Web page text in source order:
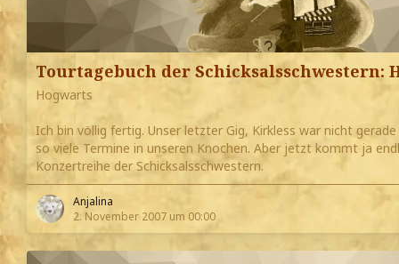
Tourtagebuch der Schicksalsschwestern:
Hogwarts
Ich bin völlig fertig. Unser letzter Gig, Kirkless war nicht
so viele Termine in unseren Knochen. Aber jetzt kommt ja
Konzertreihe der Schicksalsschwestern.
Anjalina
2. November 2007 um 00:00